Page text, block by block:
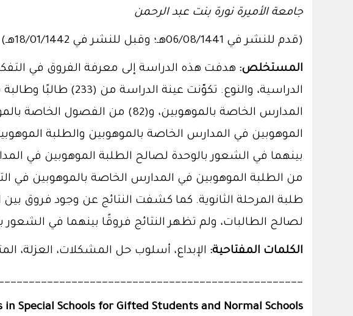
جامعة الأميرة نورة بنت عبد الرحمن
(قدم للنشر في 06/08/1441هـ؛ وقبل للنشر في 18/01/1442هـ)
المستخلص: هدفت هذه الدراسة إلى معرفة الفروق في
المدارس الخاصة بالموهوبين،
الموهوبين في المدارس الخاصة بالموهوبين والطلبة
بينهما في الشعور بالوحدة لصالح الطلبة الموهوبين في
من الطلبة الموهوبين في المدارس الخاصة بالموهوبين في
طلبة المرحلة الثانوية. كما كشفت النتائج عن وجود فروق
لصالح الطالبات، ولم تظهر النتائج فروقًا بينهما في الشعور
الكلمات المفتاحية: الإبداع، أسلوب حل المشكلات، العزلة،
Special Schools for Gifted Students and Normal Schools